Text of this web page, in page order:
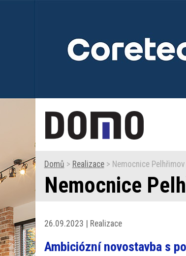
Domů > Realizace> Nemocnice
Nemocnice
26.09.2023 | Realizace
Ambiciózní novostavba s